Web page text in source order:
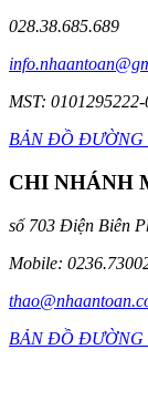
028.38.685.689
MST: 0101295222-
BẢN ĐỒ
CHI NHÁNH
số 703 Điện Biên
Mobile:
BẢN ĐỒ